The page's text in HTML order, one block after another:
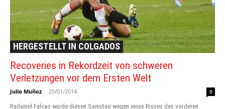
HERGESTELLT IN COLGADOS
Recoveries in Rekordzeit von schweren
Verletzungen vor dem Ersten Welt
Julio Muñoz - 25/01/2014 0
Radamel Falcao wurde diesen Samstag wegen eines Risses des vorderen